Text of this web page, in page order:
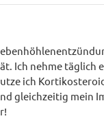
Ich nehme täglich
ich
gleichzeitig mein